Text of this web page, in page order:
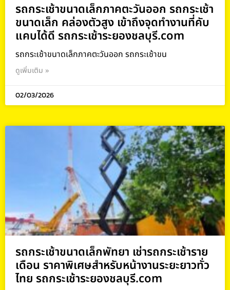
รถกระเช้าขนาดเล็กภาคตะวันออก รถกระเช้า
ขนาดเล็ก คล่องตัวสูง เข้าถึงจุดทำงานที่คับ
แคบได้ดี รถกระเช้าระยองชลบุรี.com
รถกระเช้าขนาดเล็กภาคตะวันออก รถกระเช้าขน
ดูเพิ่มเติม »
02/03/2026
รถกระเช้าขนาดเล็กพัทยา เช่ารถกระเช้าราย
เดือน ราคาพิเศษสำหรับหน้างานระยะยาวทั่ว
ไทย รถกระเช้าระยองชลบุรี.com